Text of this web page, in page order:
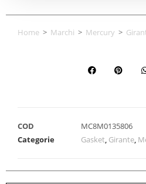
Home > Marchi > Mercury >
COD
MC8M0135806
Categorie
Gasket, Girante,